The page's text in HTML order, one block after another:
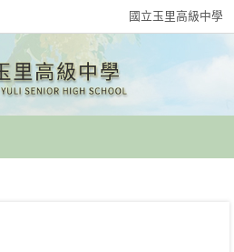
國立玉里高級中學